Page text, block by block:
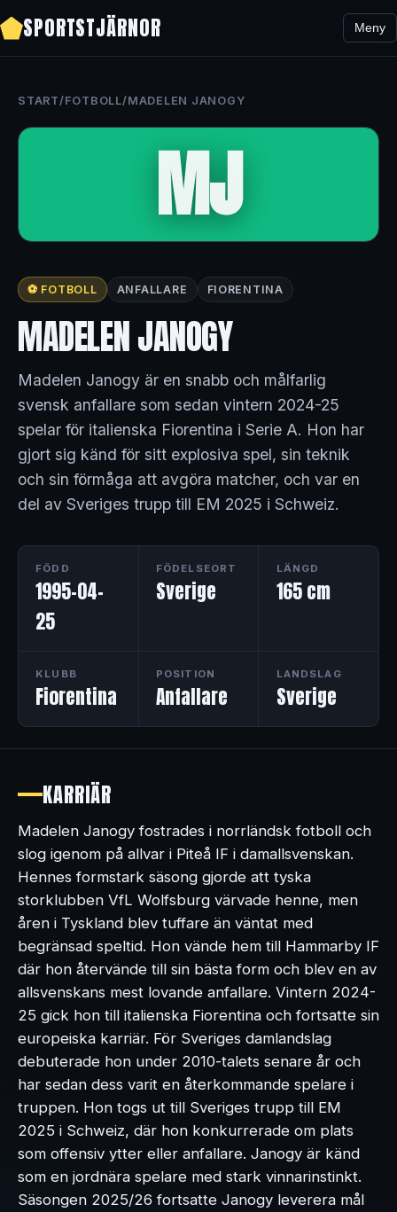
SPORTSTJÄRNOR Meny
START/FOTBOLL/MADELEN JANOGY
MJ
⚽ FOTBOLL ANFALLARE FIORENTINA
MADELEN JANOGY
Madelen Janogy är en snabb och målfarlig
svensk anfallare som sedan vintern 2024-25
spelar för italienska Fiorentina i Serie A. Hon har
gjort sig känd för sitt explosiva spel, sin teknik
och sin förmåga att avgöra matcher, och var en
del av Sveriges trupp till EM 2025 i Schweiz.
FÖDD
1995-04-
25
FÖDELSEORT
Sverige
LÄNGD
165 cm
KLUBB
Fiorentina
POSITION
Anfallare
LANDSLAG
Sverige
KARRIÄR
Madelen Janogy fostrades i norrländsk fotboll och
slog igenom på allvar i Piteå IF i damallsvenskan.
Hennes formstark säsong gjorde att tyska
storklubben VfL Wolfsburg värvade henne, men
åren i Tyskland blev tuffare än väntat med
begränsad speltid. Hon vände hem till Hammarby IF
där hon återvände till sin bästa form och blev en av
allsvenskans mest lovande anfallare. Vintern 2024-
25 gick hon till italienska Fiorentina och fortsatte sin
europeiska karriär. För Sveriges damlandslag
debuterade hon under 2010-talets senare år och
har sedan dess varit en återkommande spelare i
truppen. Hon togs ut till Sveriges trupp till EM
2025 i Schweiz, där hon konkurrerade om plats
som offensiv ytter eller anfallare. Janogy är känd
som en jordnära spelare med stark vinnarinstinkt.
Säsongen 2025/26 fortsatte Janogy leverera mål